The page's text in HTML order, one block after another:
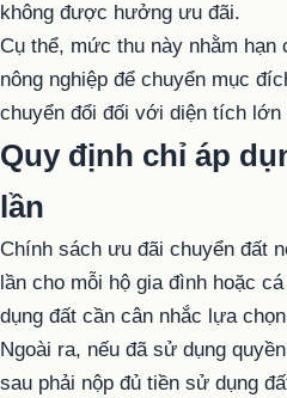
không được hưởng ưu đãi.
Cụ thể, mức thu này nhằm hạn
nông nghiệp để chuyển mục
chuyển đổi đối với diện tích lớn
Quy định chỉ áp
lần
Chính sách ưu đãi chuyển đất
lần cho mỗi hộ gia đình hoặc
dụng đất cần cân nhắc lựa
Ngoài ra, nếu đã sử dụng
sau phải nộp đủ tiền sử dụng